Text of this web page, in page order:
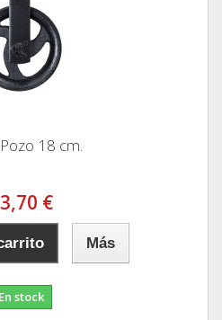
18 cm.
€
Más
En stock